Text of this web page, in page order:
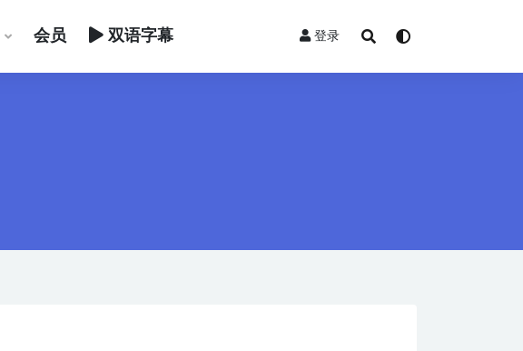
会员 双语字幕 登录